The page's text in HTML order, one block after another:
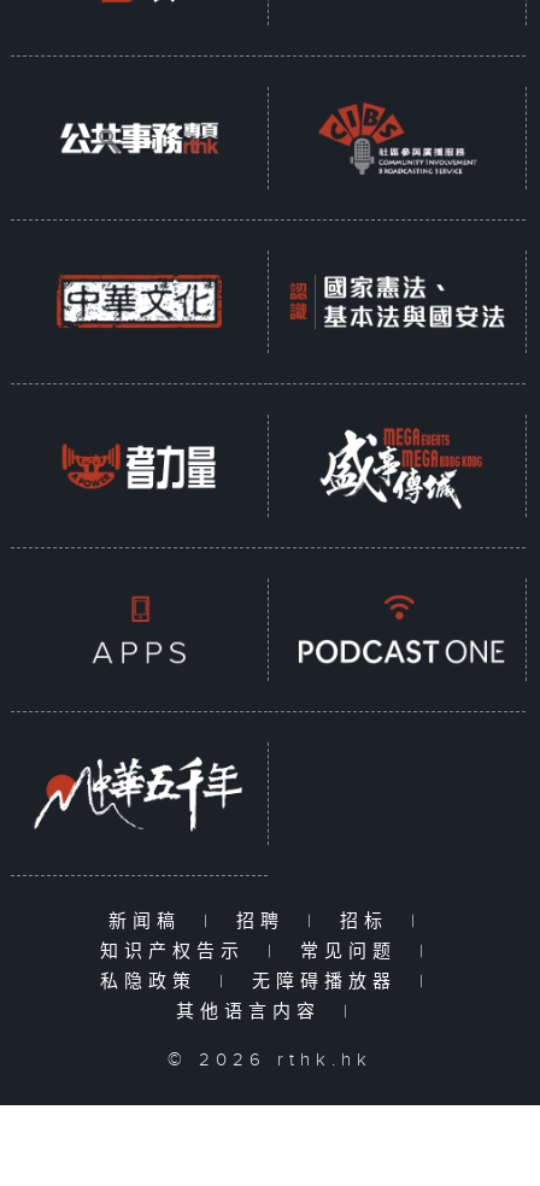
新闻稿 | 招聘 | 招标
|
知识产权告示
| 常见问题
|
私隐政策
| 无障碍播放器
|
其他语言内容
|
© 2026 rthk.hk